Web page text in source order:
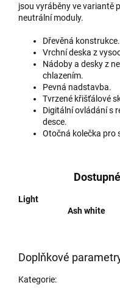
jsou vyráběny ve variantě
neutrální moduly.
Dřevěná konstrukce.
Vrchní deska z
Nádoby a desky z
chlazením.
Pevná nadstavba.
Tvrzené křišťálové
Digitální ovládání s
desce.
Otočná kolečka pro
Ash white
Doplňkové
Kategorie: